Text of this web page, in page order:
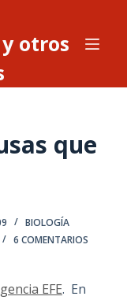
otros
que
BIOLOGÍA
6 COMENTARIOS
EFE. En